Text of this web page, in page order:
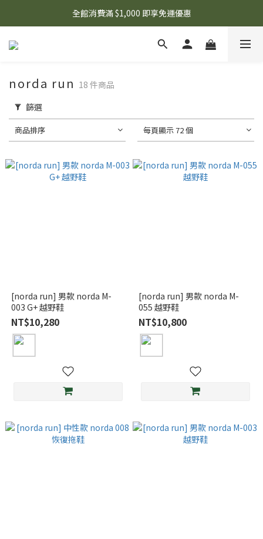
🌟 想知道現在有什麼優惠嗎？ 點擊查看最新優惠！
全館消費滿 $1,000 即享免運優惠
🌟 想知道現在有什麼優惠嗎？ 點擊查看最新優惠！
norda run 18 件商品
篩選
商品排序 每頁顯示 72 個
[norda run] 男款 norda M-
003 G+ 越野鞋
NT$10,280
[norda run] 男款 norda M-
055 越野鞋
NT$10,800